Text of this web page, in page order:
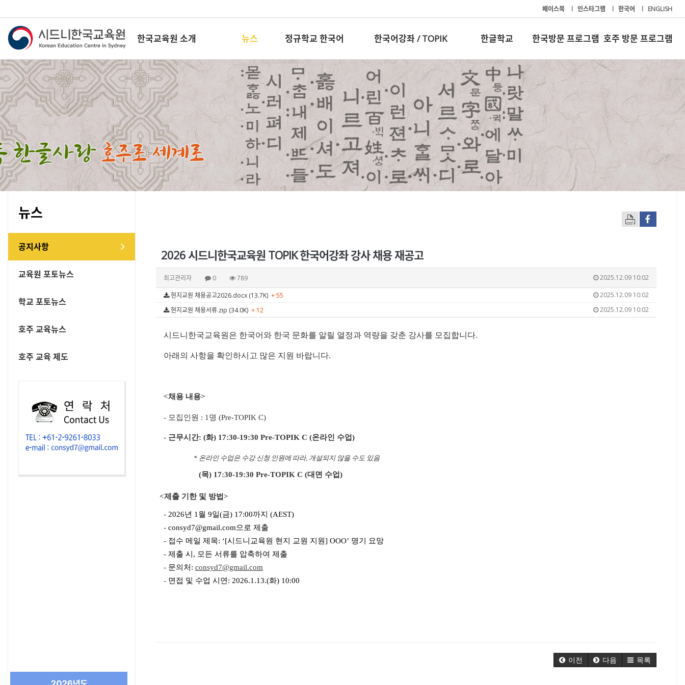
페이스북 l 인스타그램 l 한국어 l ENGLISH
한국교육원 소개 뉴스 정규학교 한국어 한국어강좌 / TOPIK 한글학교 한국방문 프로그램 호주 방문 프로그램
뉴스
공지사항
교육원 포토뉴스
학교 포토뉴스
호주 교육뉴스
호주 교육 제도
2026 시드니한국교육원 TOPIK 한국어강좌 강사 채용 재공고
최고관리자 0 789
2025.12.09 10:02
2025.12.09 10:02
현지교원 채용공고2026.docx (13.7K) + 55
2025.12.09 10:02
현지교원 채용서류.zip (34.0K) + 12
시드니한국교육원은 한국어와 한국 문화를 알릴 열정과 역량을 갖춘 강사를 모집합니다.
아래의 사항을 확인하시고 많은 지원 바랍니다.
<채용 내용>
- 모집인원 : 1 명 (Pre-TOPIK C)
- 근무시간: (화) 17:30-19:30 Pre-TOPIK C (온라인 수업)
* 온라인 수업은 수강 신청 인원에 따라, 개설되지 않을 수도 있음
(목) 17:30-19:30 Pre-TOPIK C (대면 수업)
<제출 기한 및 방법>
- 2026년 1 월 9일(금) 1 7:00까지 (AEST)
- consyd7@gmail.com으로 제출
- 접수 메일 제목: ‘[시드니교육원 현지 교원 지원] OOO’ 명기 요망
- 제출 시, 모든 서류를 압축하여 제출
- 문의처: consyd7@gmail.com
- 면접 및 수업 시연: 2026.1.13.(화) 10:00
이전 다음 목록